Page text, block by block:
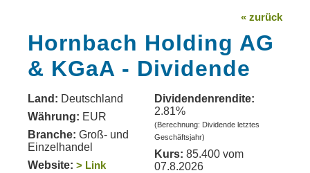
« zurück
Hornbach Holding AG
& KGaA - Dividende
Land: Deutschland
Währung: EUR
Branche: Groß- und
Einzelhandel
Website: > Link
Dividendenrendite:
2.81%
(Berechnung: Dividende letztes
Geschäftsjahr)
Kurs: 85.400 vom
07.8.2026